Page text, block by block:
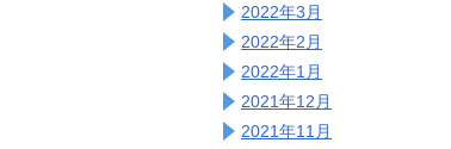
2022年3月
2022年2月
2022年1月
2021年12月
2021年11月